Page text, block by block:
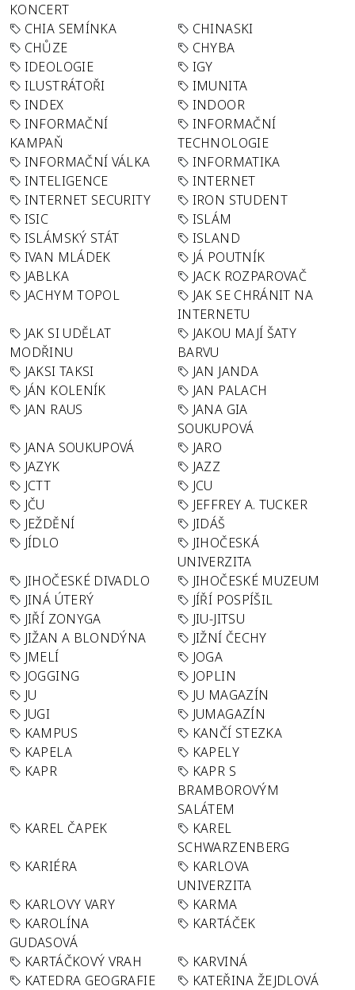
KONCERT
CHIA SEMÍNKA
CHINASKI
CHŮZE
CHYBA
IDEOLOGIE
IGY
ILUSTRÁTOŘI
IMUNITA
INDEX
INDOOR
INFORMAČNÍ
KAMPAŇ
INFORMAČNÍ
TECHNOLOGIE
INFORMAČNÍ VÁLKA
INFORMATIKA
INTELIGENCE
INTERNET
INTERNET SECURITY
IRON STUDENT
ISIC
ISLÁM
ISLÁMSKÝ STÁT
ISLAND
IVAN MLÁDEK
JÁ POUTNÍK
JABLKA
JACK ROZPAROVAČ
JACHYM TOPOL
JAK SE CHRÁNIT NA
INTERNETU
JAK SI UDĚLAT
MODŘINU
JAKOU MAJÍ ŠATY
BARVU
JAKSI TAKSI
JAN JANDA
JÁN KOLENÍK
JAN PALACH
JAN RAUS
JANA GIA
SOUKUPOVÁ
JANA SOUKUPOVÁ
JARO
JAZYK
JAZZ
JCTT
JCU
JČU
JEFFREY A. TUCKER
JEŽDĚNÍ
JIDÁŠ
JÍDLO
JIHOČESKÁ
UNIVERZITA
JIHOČESKÉ DIVADLO
JIHOČESKÉ MUZEUM
JINÁ ÚTERÝ
JÍŘÍ POSPÍŠIL
JIŘÍ ZONYGA
JIU-JITSU
JIŽAN A BLONDÝNA
JIŽNÍ ČECHY
JMELÍ
JOGA
JOGGING
JOPLIN
JU
JU MAGAZÍN
JUGI
JUMAGAZÍN
KAMPUS
KANČÍ STEZKA
KAPELA
KAPELY
KAPR
KAPR S
BRAMBOROVÝM
SALÁTEM
KAREL ČAPEK
KAREL
SCHWARZENBERG
KARIÉRA
KARLOVA
UNIVERZITA
KARLOVY VARY
KARMA
KAROLÍNA
GUDASOVÁ
KARTÁČEK
KARTÁČKOVÝ VRAH
KARVINÁ
KATEDRA GEOGRAFIE
KATEŘINA ŽEJDLOVÁ